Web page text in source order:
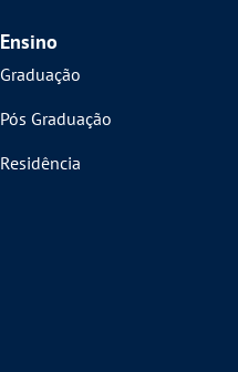
Ensino
Graduação
Pós Graduação
Residência